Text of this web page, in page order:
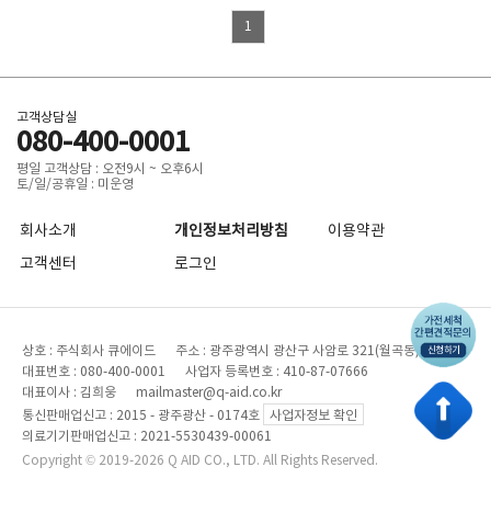
1
고객상담실
080-400-0001
평일 고객상담 : 오전9시 ~ 오후6시
토/일/공휴일 : 미운영
회사소개 개인정보처리방침
이용약관
고객센터
로그인
상호 : 주식회사 큐에이드 주소 : 광주광역시 광산구 사암로 321(월곡동)
대표번호 : 080-400-0001 사업자 등록번호 : 410-87-07666
대표이사 : 김희웅 mailmaster@q-aid.co.kr
통신판매업신고 : 2015 - 광주광산 - 0174호
사업자정보 확인
의료기기판매업신고 : 2021-5530439-00061
Copyright © 2019-2026 Q AID CO., LTD. All Rights Reserved.